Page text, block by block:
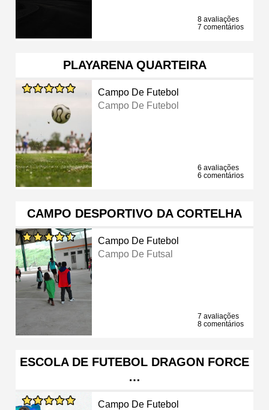
8 avaliações
7 comentários
PLAYARENA QUARTEIRA
Campo De Futebol
Campo De Futebol
6 avaliações
6 comentários
CAMPO DESPORTIVO DA CORTELHA
Campo De Futebol
Campo De Futsal
7 avaliações
8 comentários
ESCOLA DE FUTEBOL DRAGON FORCE
…
Campo De Futebol